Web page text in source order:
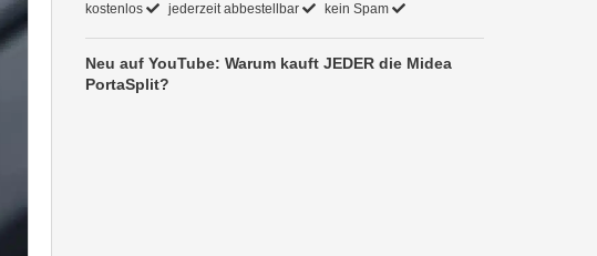
kostenlos jederzeit abbestellbar kein Spam
Neu auf YouTube: Warum kauft JEDER die Midea
PortaSplit?